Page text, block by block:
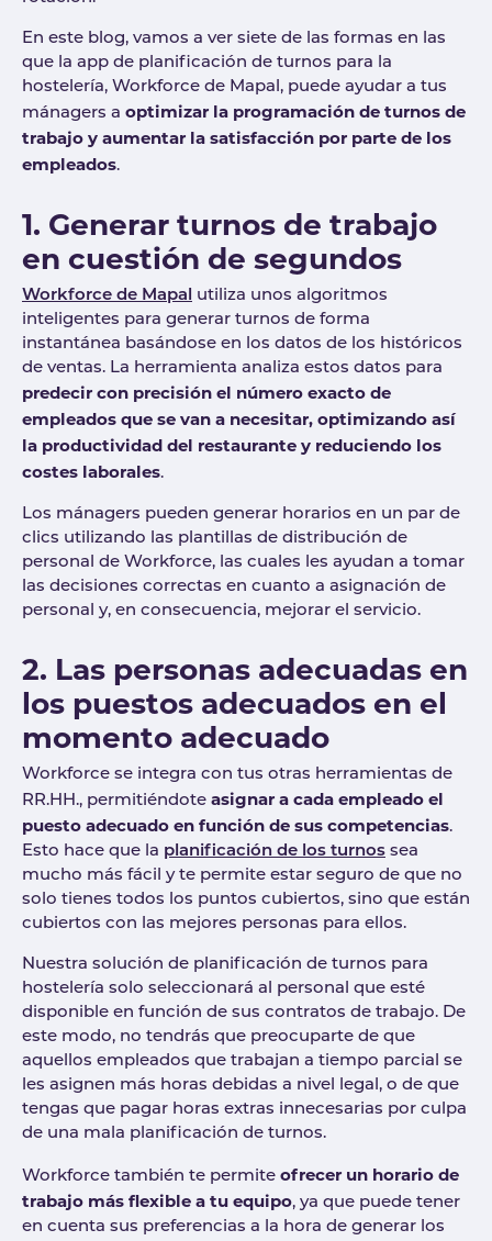
En este blog, vamos a ver siete de las formas en las
que la app de planificación de turnos para la
hostelería, Workforce de Mapal, puede ayudar a tus
mánagers a optimizar la programación de turnos de
trabajo y aumentar la satisfacción por parte de los
empleados.
1. Generar turnos de trabajo
en cuestión de segundos
Workforce de Mapal
utiliza unos algoritmos
inteligentes para generar turnos de forma
instantánea basándose en los datos de los históricos
de ventas. La herramienta analiza estos datos para
predecir con precisión el número exacto de
empleados que se van a necesitar, optimizando así
la productividad del restaurante y reduciendo los
costes laborales.
Los mánagers pueden generar horarios en un par de
clics utilizando las plantillas de distribución de
personal de Workforce, las cuales les ayudan a tomar
las decisiones correctas en cuanto a asignación de
personal y, en consecuencia, mejorar el servicio.
2. Las personas adecuadas en
los puestos adecuados en el
momento adecuado
Workforce se integra con tus otras herramientas de
RR.HH., permitiéndote asignar a cada empleado el
puesto adecuado en función de sus competencias.
Esto hace que la planificación de los turnos sea
mucho más fácil y te permite estar seguro de que no
solo tienes todos los puntos cubiertos, sino que están
cubiertos con las mejores personas para ellos.
Nuestra solución de planificación de turnos para
hostelería solo seleccionará al personal que esté
disponible en función de sus contratos de trabajo. De
este modo, no tendrás que preocuparte de que
aquellos empleados que trabajan a tiempo parcial se
les asignen más horas debidas a nivel legal, o de que
tengas que pagar horas extras innecesarias por culpa
de una mala planificación de turnos.
Workforce también te permite ofrecer un horario de
trabajo más flexible a tu equipo, ya que puede tener
en cuenta sus preferencias a la hora de generar los